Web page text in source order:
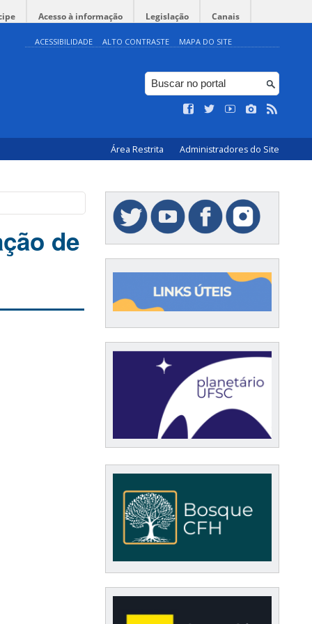
Acesso à informação Legislação Canais
ACESSIBILIDADE ALTO CONTRASTE MAPA DO SITE
Área Restrita Administradores do Site
de